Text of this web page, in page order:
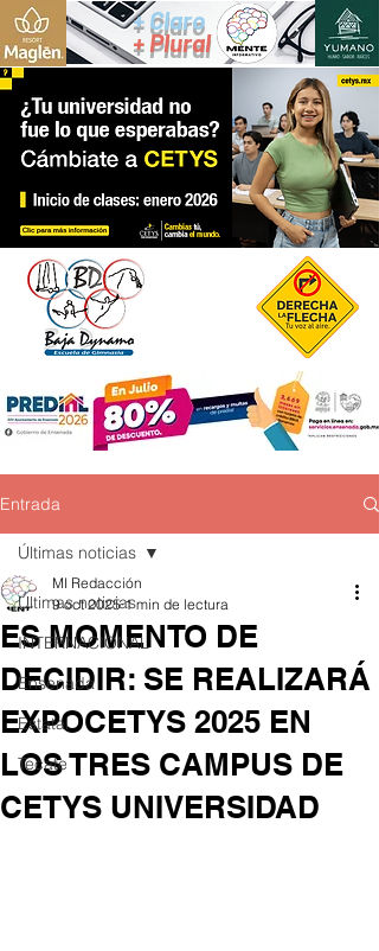
+ Claro
+ Plural
Entrada
Últimas noticias
INTERNACIONAL
Ensenada
Estatal
Tecate
Últimas noticias
ES MOMENTO DE
DECIDIR: SE REALIZARÁ
EXPOCETYS 2025 EN
LOS TRES CAMPUS DE
CETYS UNIVERSIDAD
MI Redacción
9 oct 2025 1 min de lectura